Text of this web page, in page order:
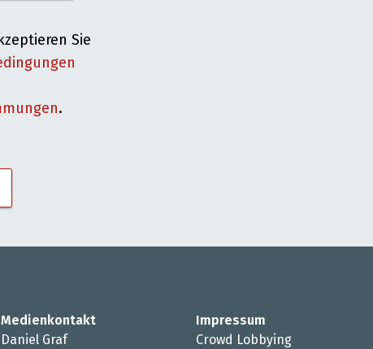
Sie
.
Medienkontakt
Daniel Graf
Impressum
Crowd Lobbying